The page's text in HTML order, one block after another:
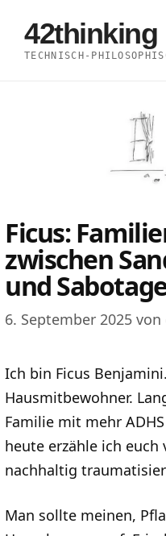
Inhalt
springen
42thinking
TECHNISCH-
Ficus:
zwischen
und
6. September 2025 von
Ich bin Ficus
Hausmitbewohner.
Familie mit mehr
heute erzähle ich euch
nachhaltig
Man sollte meinen,